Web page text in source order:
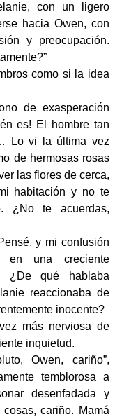
con un ligero
hacia Owen, con
y preocupación.
como si la idea
de exasperación
es! El hombre tan
Lo vi la última vez
de hermosas rosas
las flores de cerca,
habitación y no te
¿No te acuerdas,
y mi confusión
en una creciente
¿De qué hablaba
reaccionaba de
inocente?
más nerviosa de
inquietud.
Owen, cariño”,
temblorosa a
desenfadada y
cariño. Mamá